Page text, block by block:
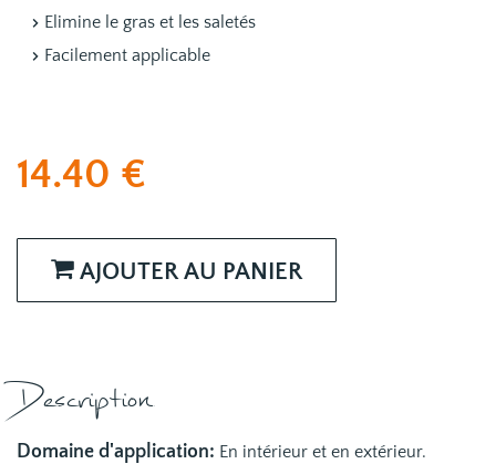
Elimine le gras et les saletés
Facilement applicable
14.40 €
AJOUTER AU PANIER
Description
Domaine d'application: En intérieur et en extérieur.